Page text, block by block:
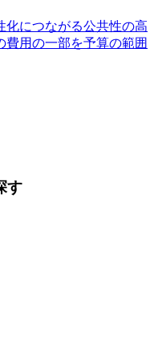
化につながる公共性の高
用の一部を予算の範囲
す